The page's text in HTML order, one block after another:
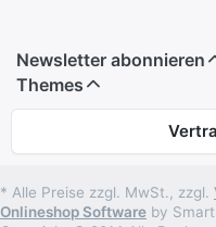
Newsletter abonnieren
Themes
* Alle Preise zzgl. MwSt., zzgl.
Onlineshop Software by